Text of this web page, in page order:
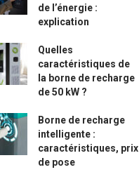
de l’énergie :
explication
Quelles
caractéristiques de
la borne de recharge
de 50 kW ?
Borne de recharge
intelligente :
caractéristiques, prix
de pose